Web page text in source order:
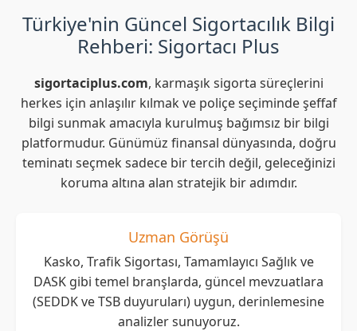
Türkiye'nin Güncel Sigortacılık Bilgi
Rehberi: Sigortacı Plus
sigortaciplus.com, karmaşık sigorta süreçlerini
herkes için anlaşılır kılmak ve poliçe seçiminde şeffaf
bilgi sunmak amacıyla kurulmuş bağımsız bir bilgi
platformudur. Günümüz finansal dünyasında, doğru
teminatı seçmek sadece bir tercih değil, geleceğinizi
koruma altına alan stratejik bir adımdır.
Uzman Görüşü
Kasko, Trafik Sigortası, Tamamlayıcı Sağlık ve
DASK gibi temel branşlarda, güncel mevzuatlara
(SEDDK ve TSB duyuruları) uygun, derinlemesine
analizler sunuyoruz.